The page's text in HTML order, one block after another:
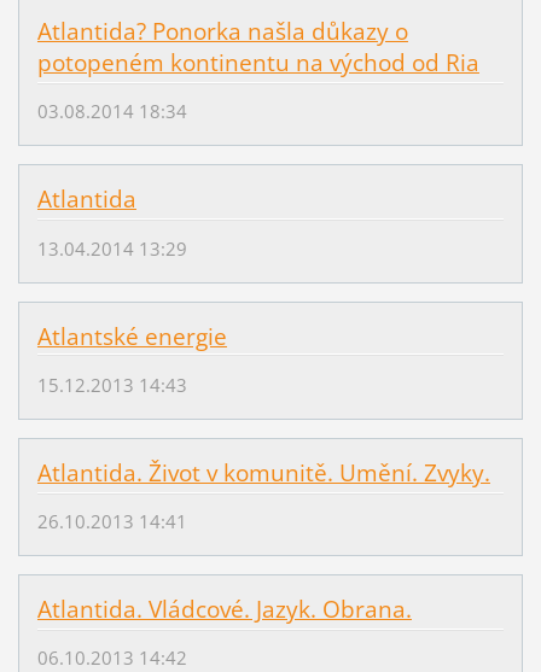
Atlantida? Ponorka našla důkazy o
potopeném kontinentu na východ od Ria
03.08.2014 18:34
Atlantida
13.04.2014 13:29
Atlantské energie
15.12.2013 14:43
Atlantida. Život v komunitě. Umění. Zvyky.
26.10.2013 14:41
Atlantida. Vládcové. Jazyk. Obrana.
06.10.2013 14:42